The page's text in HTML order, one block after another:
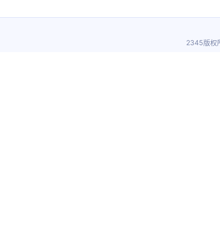
2345版权